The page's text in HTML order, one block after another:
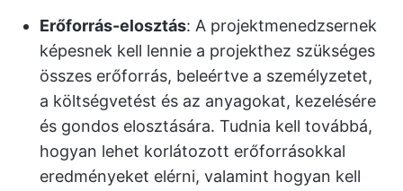
Erőforrás-elosztás: A projektmenedzsernek
képesnek kell lennie a projekthez szükséges
összes erőforrás, beleértve a személyzetet,
a költségvetést és az anyagokat, kezelésére
és gondos elosztására. Tudnia kell továbbá,
hogyan lehet korlátozott erőforrásokkal
eredményeket elérni, valamint hogyan kell